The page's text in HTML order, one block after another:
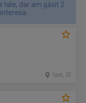
tale, dar am găsit 2
Iasi, IS